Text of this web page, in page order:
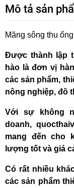
Mô tả sản
Măng sông thu
Được thành lập
hào là đơn vị
các sản phẩm,
nông nghiệp, đô
Với sự không
doanh,
mang đến cho
lượng tốt và giá
Có rất nhiều
các sản phẩm